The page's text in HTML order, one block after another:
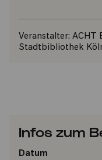
Veranstalter: ACHT
Stadtbibliothek
Infos zum
Datum